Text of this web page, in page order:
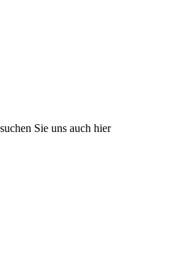
Sie uns auch hier